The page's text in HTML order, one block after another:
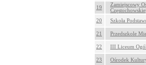
19
Zamiejscowy
20
Szkoła
21 Przedszkole
22 III Liceum
23 Ośrodek